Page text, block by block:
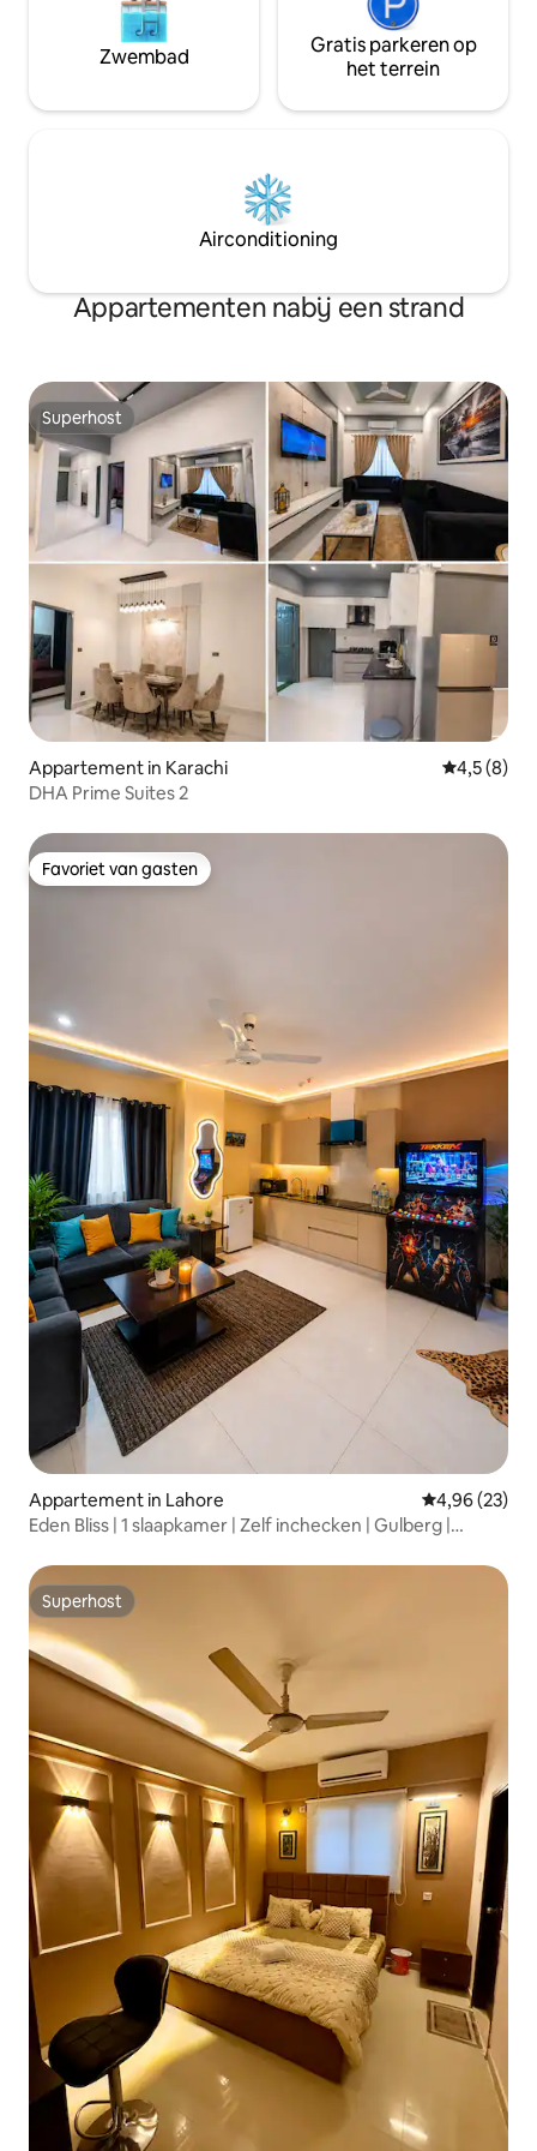
Zwembad
Gratis parkeren op
het terrein
Airconditioning
Appartementen nabij een strand
Superhost
Superhost
Appartement in Karachi
4,5 (8)
DHA Prime Suites 2
Favoriet van gasten
Favoriet van gasten
Appartement in Lahore Gemiddelde
4,96 (23)
Eden Bliss | 1 slaapkamer | Zelf inchecken | Gulberg |
Superhost
Superhost